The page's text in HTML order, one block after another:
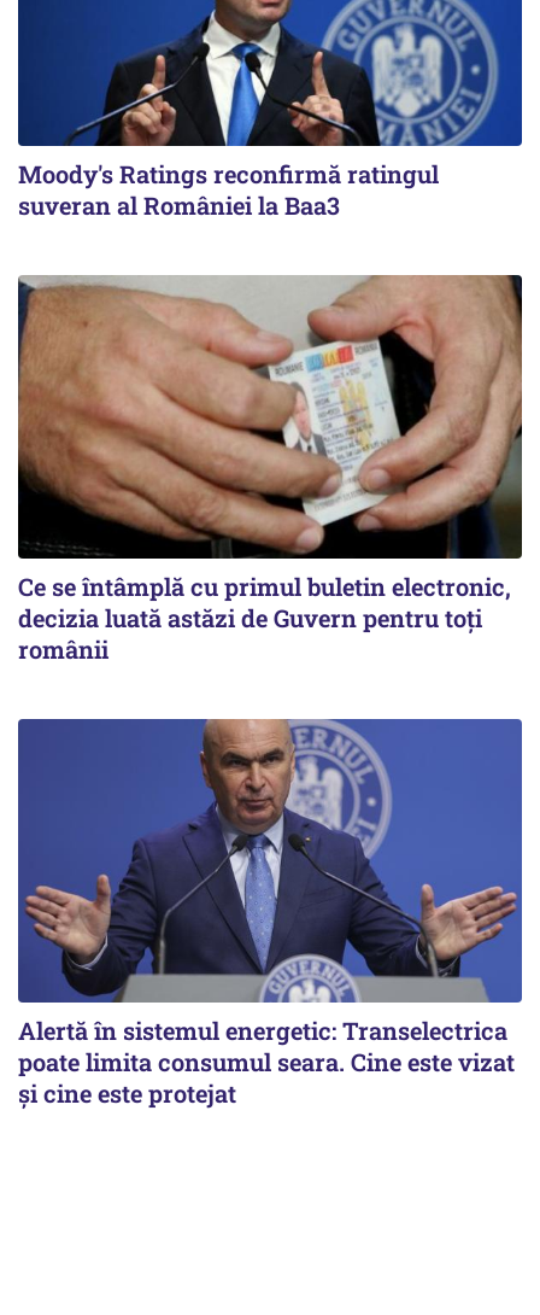
Moody's Ratings reconfirmă ratingul
suveran al României la Baa3
Ce se întâmplă cu primul buletin electronic,
decizia luată astăzi de Guvern pentru toți
românii
Alertă în sistemul energetic: Transelectrica
poate limita consumul seara. Cine este vizat
și cine este protejat